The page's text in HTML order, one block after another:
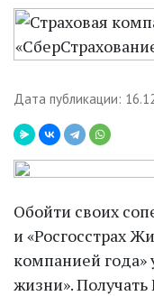
Дата публикации:
Обойти своих
и «Росгосстрах
компанией года»
жизни».